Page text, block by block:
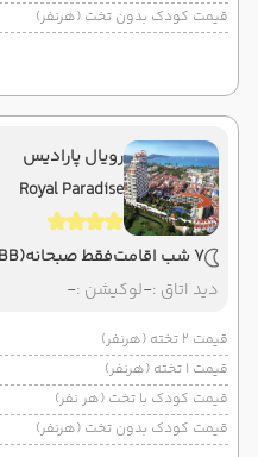
قیمت کودک بدون تخت (هرنفر)
رویال پارادیس
Royal Paradise
7 شب اقامت فقط صبحانه(BB)
دید اتاق :-لوکیشن :-
قیمت 2 تخته (هرنفر)
قیمت 1 تخته (هرنفر)
قیمت کودک با تخت (هر نفر)
قیمت کودک بدون تخت (هرنفر)